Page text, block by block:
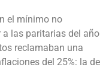
el mínimo no
a las paritarias del año
reclamaban una
del 25%: la de